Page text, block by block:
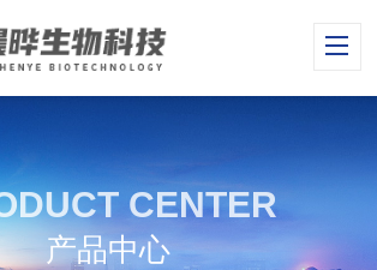
CENTER
产品中心